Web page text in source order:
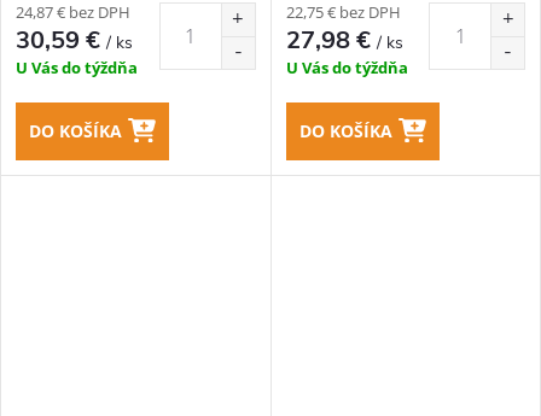
24,87 € bez DPH
30,59 €/ ks
U Vás do týždňa
DO KOŠÍKA
22,75 € bez DPH
27,98 €/ ks
U Vás do týždňa
DO KOŠÍKA